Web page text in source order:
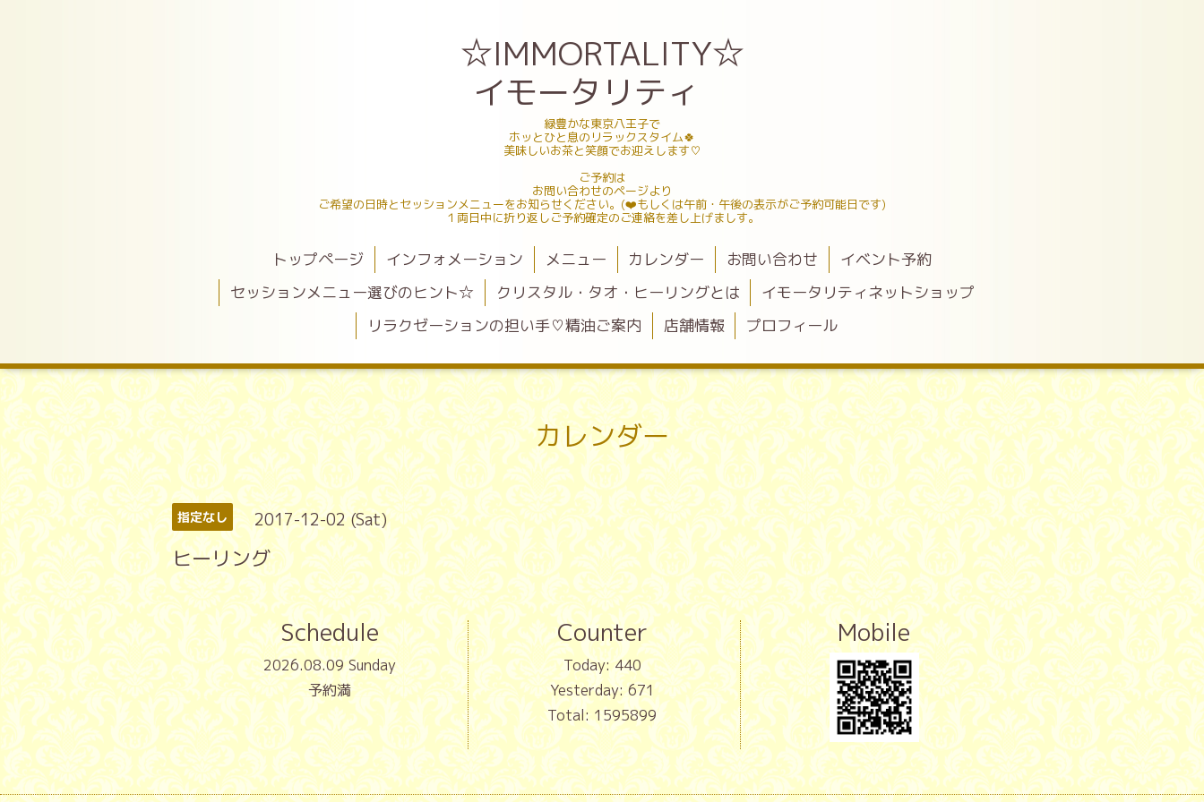
☆IMMORTALITY☆
イモータリティ
緑豊かな東京八王子で
ホッとひと息のリラックスタイム🍀
美味しいお茶と笑顔でお迎えします♡
ご予約は
お問い合わせのページより
ご希望の日時とセッションメニューをお知らせください。(❤️もしくは午前・午後の表示がご予約可能日です)
１両日中に折り返しご予約確定のご連絡を差し上げましす。
トップページ インフォメーション メニュー カレンダー お問い合わせ
イベント予約
セッションメニュー選びのヒント☆
クリスタル・タオ・ヒーリングとは
イモータリティネットショップ
リラクゼーションの担い手♡精油ご案内
店舗情報 プロフィール
カレンダー
指定なし 2017-12-02 (Sat)
ヒーリング
Schedule
2026.08.09 Sunday
予約満
Counter
Today:440
Yesterday:671
Total:1595899
Mobile